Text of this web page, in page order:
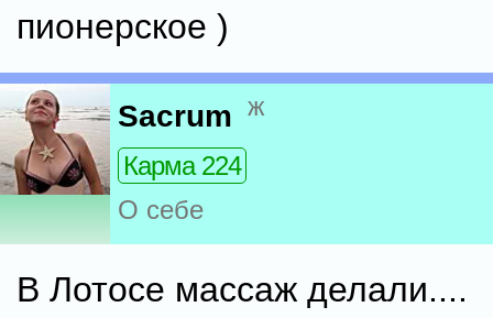
пионерское )
Sacrum ж
Карма 224
О себе
В Лотосе массаж делали....